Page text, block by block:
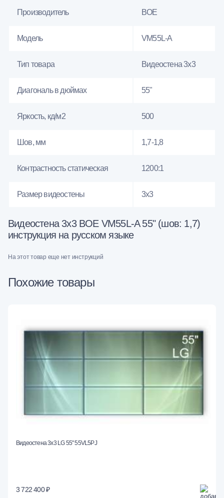
Производитель BOE
Модель VM55L-A
Тип товара Видеостена 3х3
Диагональ в дюймах 55"
Яркость, кд/м2 500
Шов, мм 1,7-1,8
Контрастность статическая 1200:1
Размер видеостены 3x3
Видеостена 3x3 BOE VM55L-A 55" (шов: 1,7)
инструкция на русском языке
На этот товар еще нет инструкций
Похожие товары
Видеостена 3x3 LG 55" 55VL5PJ
3 722 400 ₽